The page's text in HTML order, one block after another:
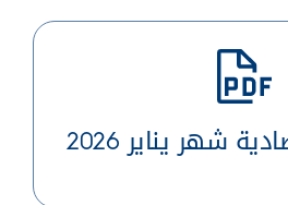
شهر يناير 2026